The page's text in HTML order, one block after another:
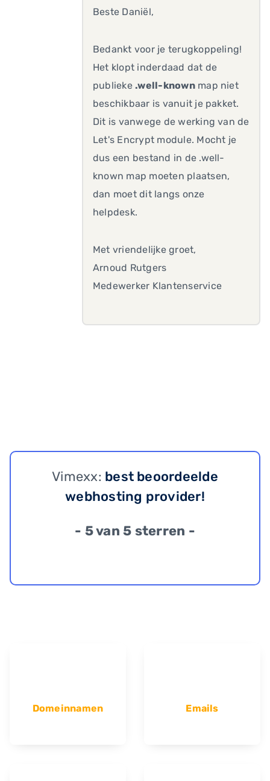
Beste Daniël,
Bedankt voor je terugkoppeling!
Het klopt inderdaad dat de
publieke.well-knownmap niet
beschikbaar is vanuit je pakket.
Dit is vanwege de werking van de
Let's Encrypt module. Mocht je
dus een bestand in de .well-
known map moeten plaatsen,
dan moet dit langs onze
helpdesk.
Met vriendelijke groet,
Arnoud Rutgers
Medewerker Klantenservice
Vimexx: best beoordeelde
webhosting provider!
- 5 van 5 sterren -
Domeinnamen Emails